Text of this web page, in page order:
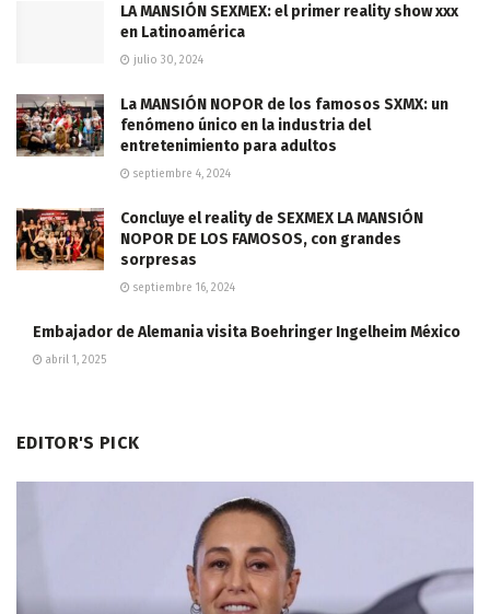
LA MANSIÓN SEXMEX: el primer reality show xxx
en Latinoamérica
julio 30, 2024
La MANSIÓN NOPOR de los famosos SXMX: un
fenómeno único en la industria del
entretenimiento para adultos
septiembre 4, 2024
Concluye el reality de SEXMEX LA MANSIÓN
NOPOR DE LOS FAMOSOS, con grandes
sorpresas
septiembre 16, 2024
Embajador de Alemania visita Boehringer Ingelheim México
abril 1, 2025
EDITOR'S PICK